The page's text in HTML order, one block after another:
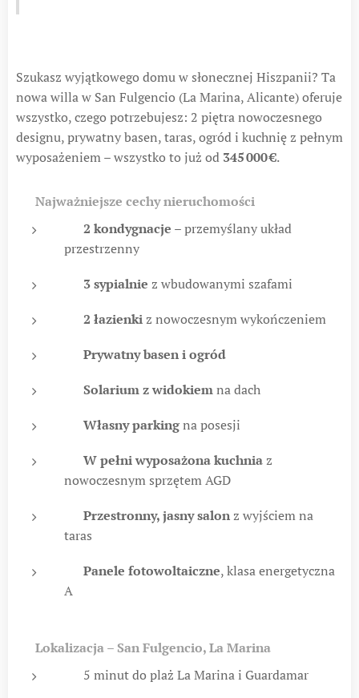
Szukasz wyjątkowego domu w słonecznej Hiszpanii? Ta
nowa willa w San Fulgencio (La Marina, Alicante) oferuje
wszystko, czego potrzebujesz: 2 piętra nowoczesnego
designu, prywatny basen, taras, ogród i kuchnię z pełnym
wyposażeniem – wszystko to już od 345 000 €.
Najważniejsze cechy nieruchomości
2 kondygnacje – przemyślany układ
przestrzenny
3 sypialnie z wbudowanymi szafami
2 łazienkiz nowoczesnym wykończeniem
Prywatny basen i ogród
Solarium z widokiemna dach
Własny parkingna posesji
W pełni wyposażona kuchniaz
nowoczesnym sprzętem AGD
Przestronny, jasny salonz wyjściem na
taras
Panele fotowoltaiczne, klasa energetyczna
A
Lokalizacja – San Fulgencio, La Marina
🌊 5 minut do plaż La Marina i Guardamar